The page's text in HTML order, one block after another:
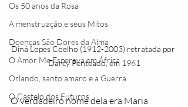
Os 50 anos da Rosa
A menstruação e seus Mitos
Doenças São Dores da Alma
O Amor Me Esperava em África
Orlando, santo amaro e a Guerra
O Castelo dos Futuros
Diná Lopes Coelho (1912-2003) retratada por
Darcy Penteado, em 1961
O verdadeiro nome dela era Maria